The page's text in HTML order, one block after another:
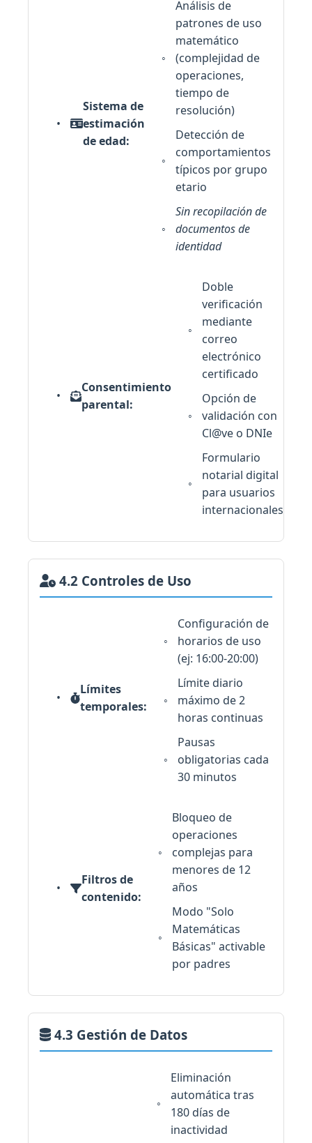
Sistema de
estimación
de edad:
Análisis de
patrones de uso
matemático
(complejidad de
operaciones,
tiempo de
resolución)
Detección de
comportamientos
típicos por grupo
etario
Sin recopilación de
documentos de
identidad
Consentimiento
parental:
Doble
verificación
mediante
correo
electrónico
certificado
Opción de
validación con
Cl@ve o DNIe
Formulario
notarial digital
para usuarios
internacionales
4.2 Controles de Uso
Límites
temporales:
Configuración de
horarios de uso
(ej: 16:00-20:00)
Límite diario
máximo de 2
horas continuas
Pausas
obligatorias cada
30 minutos
Filtros de
contenido:
Bloqueo de
operaciones
complejas para
menores de 12
años
Modo "Solo
Matemáticas
Básicas" activable
por padres
4.3 Gestión de Datos
Eliminación
automática tras
180 días de
inactividad